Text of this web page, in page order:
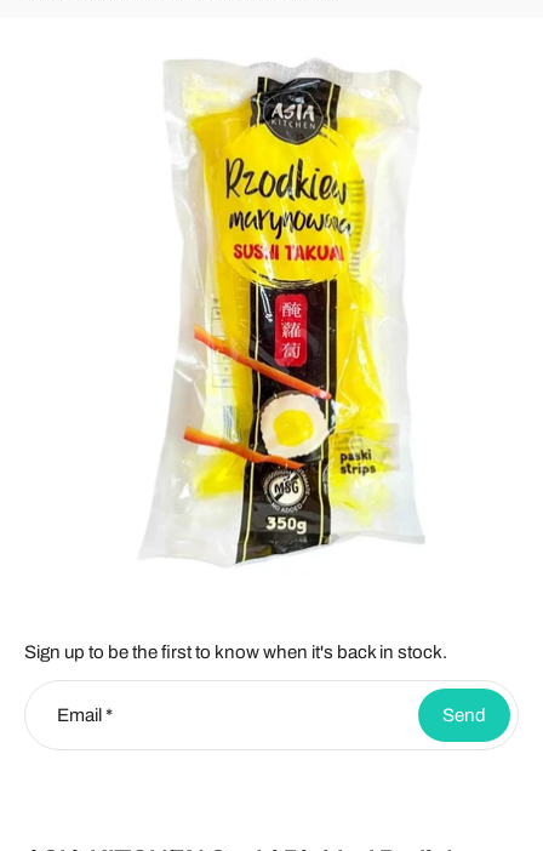
Sign up to be the first to know when it's back in stock.
Email * Send